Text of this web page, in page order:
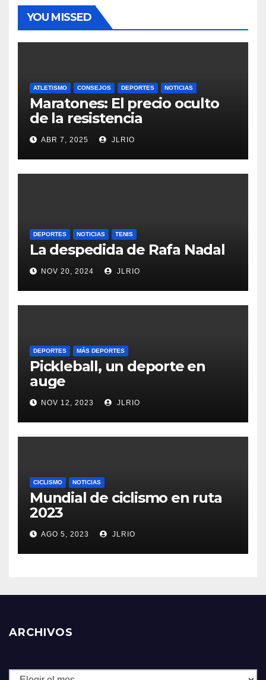
YOU MISSED
ATLETISMO CONSEJOS DEPORTES NOTICIAS
Maratones: El precio oculto
de la resistencia
ABR 7, 2025 JLRIO
DEPORTES NOTICIAS TENIS
La despedida de Rafa Nadal
NOV 20, 2024 JLRIO
DEPORTES MÁS DEPORTES
Pickleball, un deporte en
auge
NOV 12, 2023 JLRIO
CICLISMO NOTICIAS
Mundial de ciclismo en ruta
2023
AGO 5, 2023 JLRIO
ARCHIVOS
Archivos